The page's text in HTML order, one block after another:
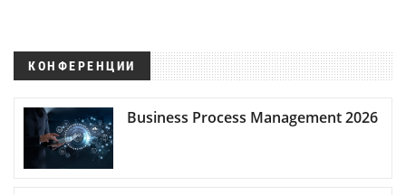
КОНФЕРЕНЦИИ
Business Process Management 2026